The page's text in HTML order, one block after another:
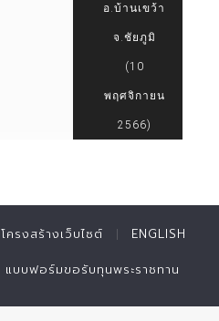
อ.บ้านเขว้า
จ.ชัยภูมิ
(10
พฤศจิกายน
2566)
โครงสร้างเว็บไซต์ ENGLISH
แบบฟอร์มขอรับทุนพระราชทาน